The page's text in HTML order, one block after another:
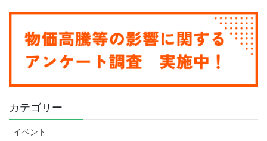
カテゴリー
イベント